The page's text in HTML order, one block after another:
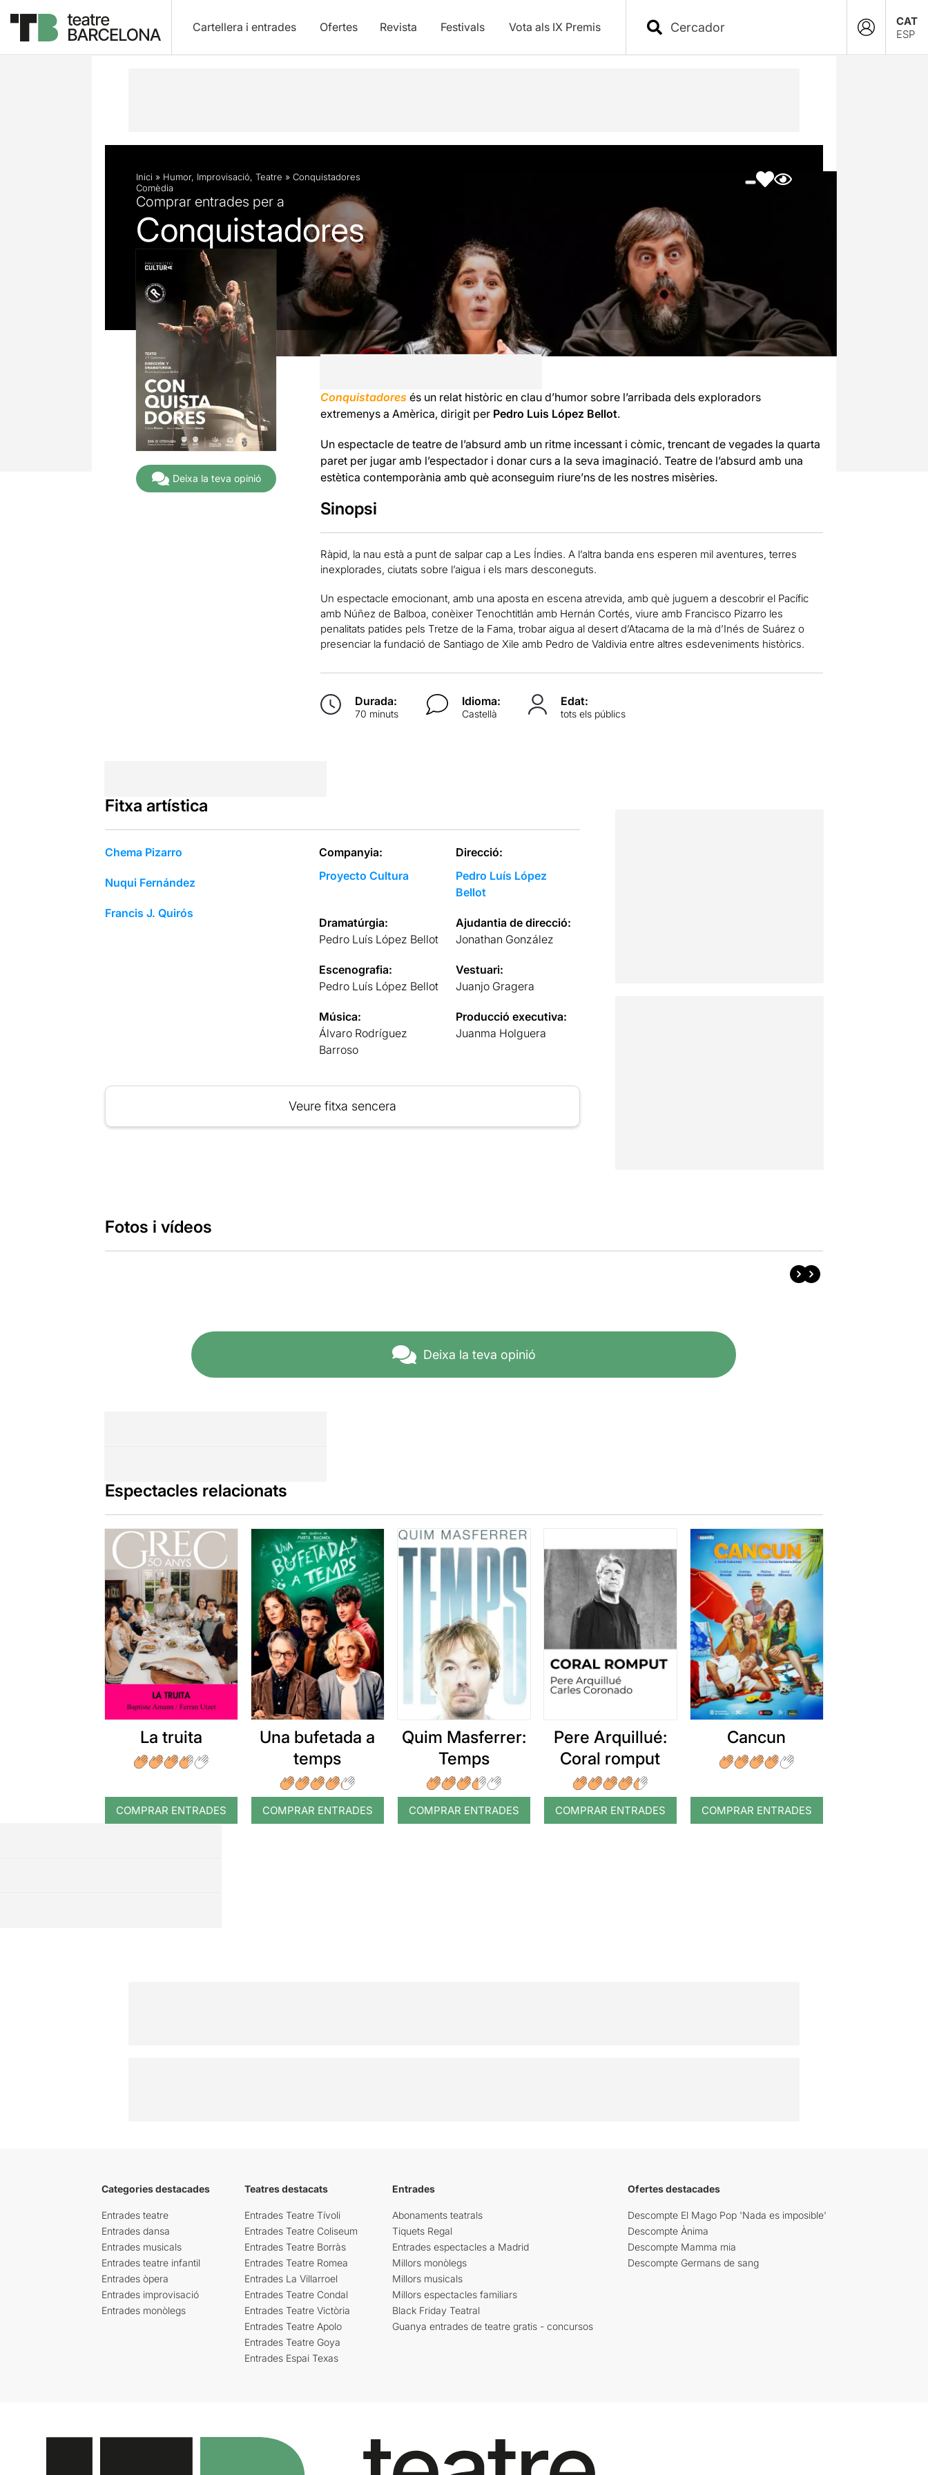
Cartellera i entrades Ofertes Revista Festivals Vota als IX Premis
CAT
ESP
Descripció Fitxa artística Fotos i vídeos
Inici » Humor, Improvisació, Teatre » Conquistadores
Comèdia
Comprar entrades per a
Conquistadores
Deixa la teva opinió
Conquistadores és un relat històric en clau d’humor sobre l’arribada dels exploradors
extremenys a Amèrica, dirigit per Pedro Luis López Bellot.
Un espectacle de teatre de l’absurd amb un ritme incessant i còmic, trencant de vegades la quarta
paret per jugar amb l’espectador i donar curs a la seva imaginació. Teatre de l’absurd amb una
estètica contemporània amb què aconseguim riure’ns de les nostres misèries.
Sinopsi
Ràpid, la nau està a punt de salpar cap a Les Índies. A l’altra banda ens esperen mil aventures, terres
inexplorades, ciutats sobre l’aigua i els mars desconeguts.
Un espectacle emocionant, amb una aposta en escena atrevida, amb què juguem a descobrir el Pacífic
amb Núñez de Balboa, conèixer Tenochtitlán amb Hernán Cortés, viure amb Francisco Pizarro les
penalitats patides pels Tretze de la Fama, trobar aigua al desert d’Atacama de la mà d’Inés de Suárez o
presenciar la fundació de Santiago de Xile amb Pedro de Valdivia entre altres esdeveniments històrics.
Durada:
70 minuts
Idioma:
Castellà
Edat:
tots els públics
Fitxa artística
Chema Pizarro
Nuqui Fernández
Francis J. Quirós
Companyia:
Proyecto Cultura
Direcció:
Pedro Luís López
Bellot
Dramatúrgia:
Pedro Luís López Bellot
Ajudantia de direcció:
Jonathan González
Escenografia:
Pedro Luís López Bellot
Vestuari:
Juanjo Gragera
Música:
Álvaro Rodríguez
Barroso
Producció executiva:
Juanma Holguera
Veure fitxa sencera
Fotos i vídeos
Deixa la teva opinió
Espectacles relacionats
La truita
COMPRAR ENTRADES
Una bufetada a
temps
COMPRAR ENTRADES
Quim Masferrer:
Temps
COMPRAR ENTRADES
Pere Arquillué:
Coral romput
COMPRAR ENTRADES
Cancun
COMPRAR ENTRADES
Categories destacades
Entrades teatre
Entrades dansa
Entrades musicals
Entrades teatre infantil
Entrades òpera
Entrades improvisació
Entrades monòlegs
Teatres destacats
Entrades Teatre Tívoli
Entrades Teatre Coliseum
Entrades Teatre Borràs
Entrades Teatre Romea
Entrades La Villarroel
Entrades Teatre Condal
Entrades Teatre Victòria
Entrades Teatre Apolo
Entrades Teatre Goya
Entrades Espai Texas
Entrades
Abonaments teatrals
Tiquets Regal
Entrades espectacles a Madrid
Millors monòlegs
Millors musicals
Millors espectacles familiars
Black Friday Teatral
Guanya entrades de teatre gratis - concursos
Ofertes destacades
Descompte El Mago Pop 'Nada es imposible'
Descompte Ànima
Descompte Mamma mia
Descompte Germans de sang